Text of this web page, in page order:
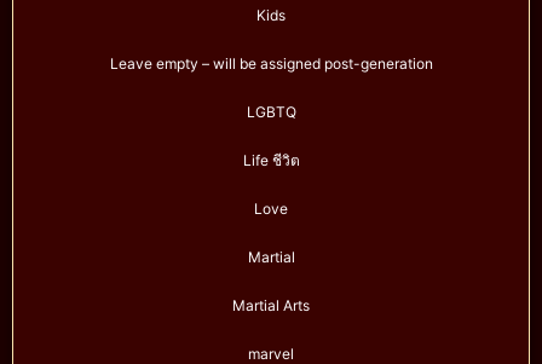
Kids
Leave empty – will be assigned post-generation
LGBTQ
Life ชีวิต
Love
Martial
Martial Arts
marvel